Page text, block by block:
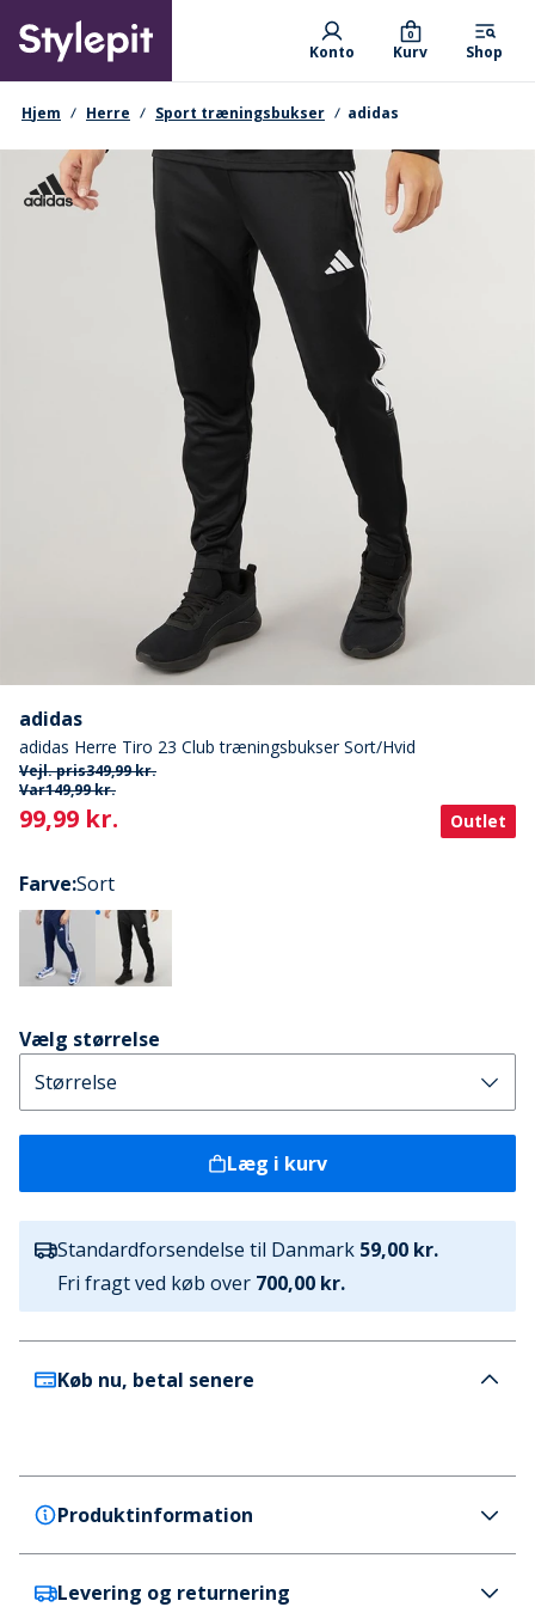
main
content
Primary departments
Konto Kurv
0
Shop
navigationssti
Hjem Herre Sport træningsbukser adidas
adidas
adidas Herre Tiro 23 Club træningsbukser Sort/Hvid
Vejl. pris349,99 kr.
Var149,99 kr.
Current
99,99 kr. Outlet
Farve:Sort
Vælg størrelse
Læg i kurv
Standardforsendelse til Danmark 59,00 kr.
Fri fragt ved køb over 700,00 kr.
Køb nu, betal senere
Produktinformation
adidas
Levering og returnering